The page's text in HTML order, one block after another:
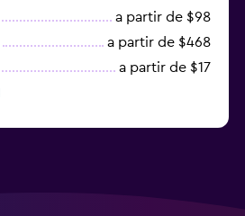
a partir de $98
a partir de $468
a partir de $17